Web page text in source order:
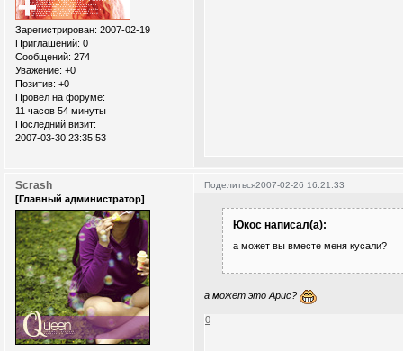
Зарегистрирован: 2007-02-19
Приглашений: 0
Сообщений: 274
Уважение: +0
Позитив: +0
Провел на форуме:
11 часов 54 минуты
Последний визит:
2007-03-30 23:35:53
Поделиться2007-02-26 16:21:33
Scrash
[Главный администратор]
Юкос написал(а):
а может вы вместе меня кусали?
а может это Арис?
0